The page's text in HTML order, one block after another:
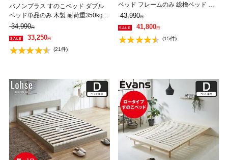
バノンプラス すのこベッド ダブル
ベッド単品のみ 木製 耐荷重350kg
組立簡単 棚付き コンセント 高さ4段
階 【大型家具配送】
34,990円
33,250円
(21件)
ベッド フレームのみ 総檜ベッド 床
面高さ4段階調節 耐荷重700kgクリ
ア ダブル 調湿 すのこ ひのき 和風
シンプル
43,990円
41,800円
(15件)